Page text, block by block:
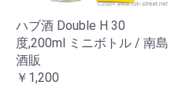
ハブ酒 Double H 30
度,200ml ミニボトル / 南島
酒販
￥1,200